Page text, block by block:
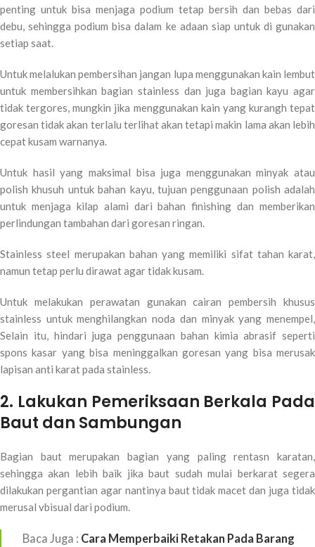
penting untuk bisa menjaga podium tetap bersih dan bebas dari
debu, sehingga podium bisa dalam ke adaan siap untuk di gunakan
setiap saat.
Untuk melalukan pembersihan jangan lupa menggunakan kain lembut
untuk membersihkan bagian stainless dan juga bagian kayu agar
tidak tergores, mungkin jika menggunakan kain yang kurangh tepat
goresan tidak akan terlalu terlihat akan tetapi makin lama akan lebih
cepat kusam warnanya.
Untuk hasil yang maksimal bisa juga menggunakan minyak atau
polish khusuh untuk bahan kayu, tujuan penggunaan polish adalah
untuk menjaga kilap alami dari bahan finishing dan memberikan
perlindungan tambahan dari goresan ringan.
Stainless steel merupakan bahan yang memiliki sifat tahan karat,
namun tetap perlu dirawat agar tidak kusam.
Untuk melakukan perawatan gunakan cairan pembersih khusus
stainless untuk menghilangkan noda dan minyak yang menempel,
Selain itu, hindari juga penggunaan bahan kimia abrasif seperti
spons kasar yang bisa meninggalkan goresan yang bisa merusak
lapisan anti karat pada stainless.
2. Lakukan Pemeriksaan Berkala Pada
Baut dan Sambungan
Bagian baut merupakan bagian yang paling rentasn karatan,
sehingga akan lebih baik jika baut sudah mulai berkarat segera
dilakukan pergantian agar nantinya baut tidak macet dan juga tidak
merusal vbisual dari podium.
Baca Juga : Cara Memperbaiki Retakan Pada Barang